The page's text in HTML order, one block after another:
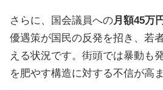
さらに、国会議員への月額45万
優遇策が国民の反発を招き、若
える状況です。街頭では暴動も
を肥やす構造に対する不信が高